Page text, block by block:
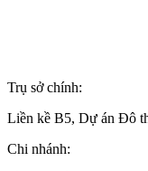
Trụ sở chính:
Liền kề B5, Dự án Đô
Chi nhánh: